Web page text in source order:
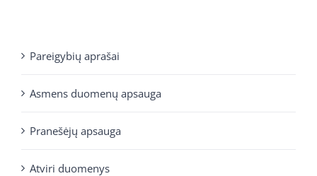
Pareigybių aprašai
Asmens duomenų apsauga
Pranešėjų apsauga
Atviri duomenys